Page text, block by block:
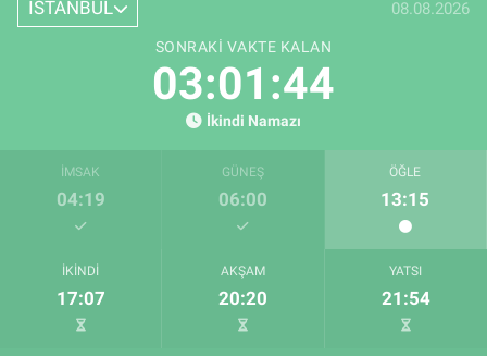
İSTANBUL 08.08.2026
SONRAKI VAKTE KALAN
03:01:44
İkindi Namazı
İMSAK
04:19
GÜNEŞ
06:00
ÖĞLE
13:15
İKINDI
17:07
AKŞAM
20:20
YATSI
21:54